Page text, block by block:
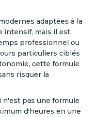
adaptées à la
intensif, mais il est
professionnel ou
particuliers ciblés
cette formule
risquer la
pas une formule
d'heures en une